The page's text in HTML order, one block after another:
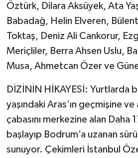
Öztürk, Dilara Aksüyek, Ata
Babadağ, Helin Elveren,
Toktaş, Deniz Ali Cankorur,
Meriçliler, Berra Ahsen Uslu,
Musa, Ahmetcan Özer ve
DİZİNİN HİKAYESİ: Yurtlarda
yaşındaki Aras’ın geçmişine
çabasını merkezine alan Daha
başlayıp Bodrum’a uzanan
sunuyor. Çekimleri İstanbul